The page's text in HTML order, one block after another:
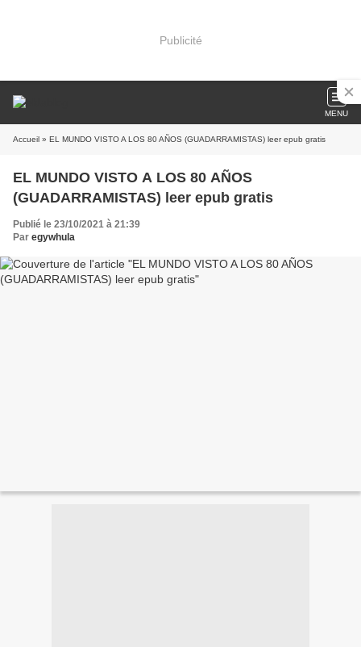
Publicité
MENU
Accueil » EL MUNDO VISTO A LOS 80 AÑOS (GUADARRAMISTAS) leer epub gratis
EL MUNDO VISTO A LOS 80 AÑOS
(GUADARRAMISTAS) leer epub gratis
Publié le 23/10/2021 à 21:39
Par egywhula